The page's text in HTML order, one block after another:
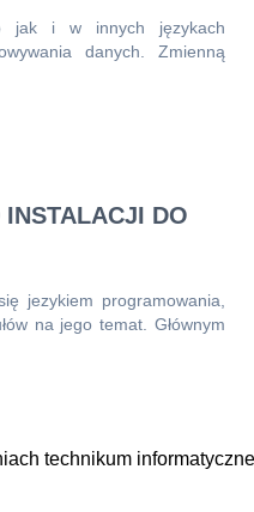
jak i w innych językach
danych. Zmienną
DO
jezykiem programowania,
na jego temat. Głównym
technikum